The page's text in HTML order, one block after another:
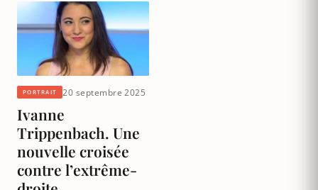
PORTRAIT 20 septembre 2025
Ivanne
Trippenbach. Une
nouvelle croisée
contre l’extrême-